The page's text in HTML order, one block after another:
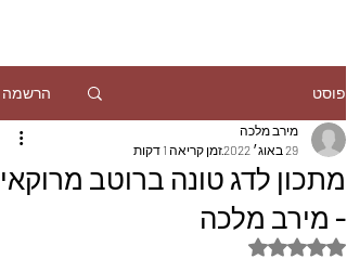
פוסט הרשמה
מתכון לדג טונה ברוטב מרוקאי
- מירב מלכה
מירב מלכה
29 באוג׳ 2022
זמן קריאה 1 דקות
דירוג של NaN מתוך 5 כוכבים